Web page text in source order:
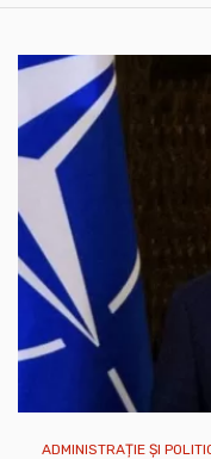
ADMINISTRAȚIE ȘI